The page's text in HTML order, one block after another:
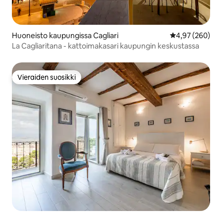
Huoneisto kaupungissa Cagliari
4,97 (260)
La Cagliaritana - kattoimakasari kaupungin keskustassa
Vieraiden suosikki
Vieraiden suosikki